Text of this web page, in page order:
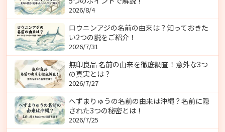
2026/8/4
ロウニンアジの名前の由来は？知っておきた
い2つの説をご紹介！
2026/7/31
無印良品 名前の由来を徹底調査！意外な3つ
の真実とは？
2026/7/27
へずまりゅうの名前の由来は沖縄？名前に隠
された3つの秘密とは！
2026/7/25